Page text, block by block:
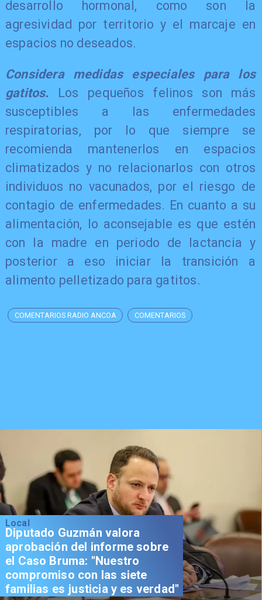
desarrollo hormonal, como son la
agresividad por territorio y el marcaje en
espacios no deseados.
Considera medidas especiales para los
gatitos. Los pequeños felinos son más
susceptibles a las enfermedades
respiratorias, por lo que siempre se
recomienda mantenerlos en espacios
climatizados y no relacionarlos con otros
individuos no vacunados, por el riesgo de
contagio de enfermedades. En cuanto a su
alimentación, lo aconsejable es que estén
con la madre en periodo de lactancia y
posterior a eso iniciar la transición a
alimento pelletizado para gatitos.
COMENTARIOS RADIO ANCOA COMENTARIOS
Local
Senador Vial celebra
aprobación del proyecto de
Reconstrucción: "Es un hito
trascendental en beneficio de
los chilenos"